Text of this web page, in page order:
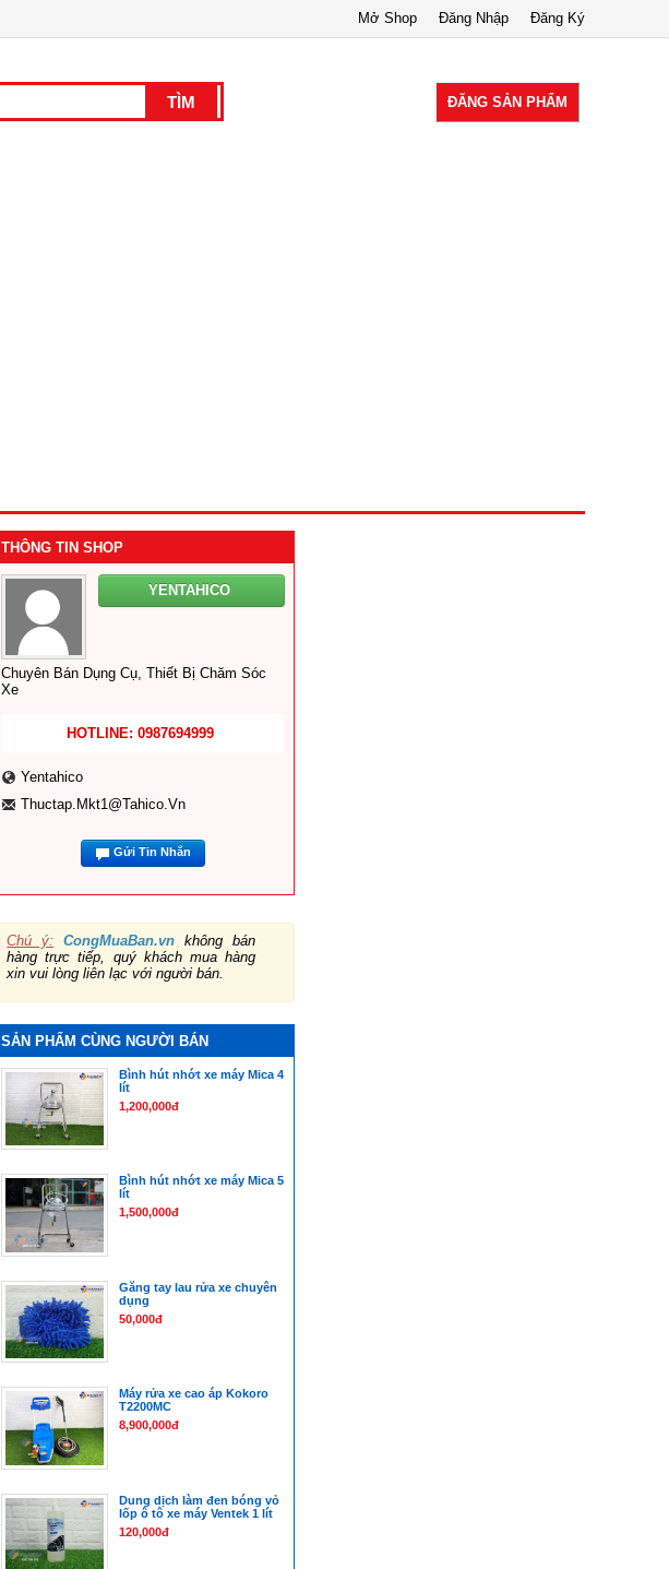
Đăng Ký
Đăng Nhập
Mở Shop
ĐĂNG SẢN PHẨM
THÔNG TIN SHOP
YENTAHICO
Chuyên Bán Dụng Cụ, Thiết Bị Chăm Sóc
Xe
HOTLINE: 0987694999
Yentahico
Thuctap.mkt1@tahico.vn
Gửi Tin Nhắn
Chú ý: CongMuaBan.vn không bán
hàng trực tiếp, quý khách mua hàng
xin vui lòng liên lạc với người bán.
SẢN PHẨM CÙNG NGƯỜI BÁN
Bình hút nhớt xe máy Mica 4
lít
1,200,000đ
Bình hút nhớt xe máy Mica 5
lít
1,500,000đ
Găng tay lau rửa xe chuyên
dụng
50,000đ
Máy rửa xe cao áp Kokoro
T2200MC
8,900,000đ
Dung dịch làm đen bóng vỏ
lốp ô tô xe máy Ventek 1 lít
120,000đ